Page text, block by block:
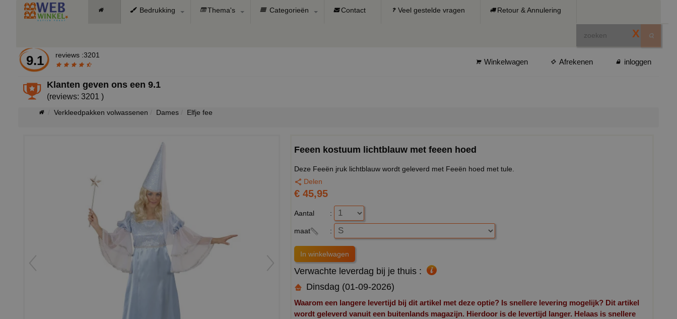
Bedrukking Thema's Categorieën Contact Veel gestelde vragen Retour & Annulering
X
9.1 reviews :3201
Winkelwagen Afrekenen inloggen
Klanten geven ons een9.1
(reviews: 3201 )
Verkleedpakken volwassenen Dames Elfje fee
Feeen kostuum lichtblauw met feeen hoed
Deze Feeën jruk lichtblauw wordt geleverd met Feeën hoed met tule.
Delen
€ 45,95
Aantal :
maat :
Verwachte leverdag bij je thuis :
Dinsdag (01-09-2026)
Waarom een langere levertijd bij dit artikel met deze optie? Is snellere levering mogelijk? Dit artikel
wordt geleverd vanuit een buitenlands magazijn. Hierdoor is de levertijd langer. Helaas is snellere